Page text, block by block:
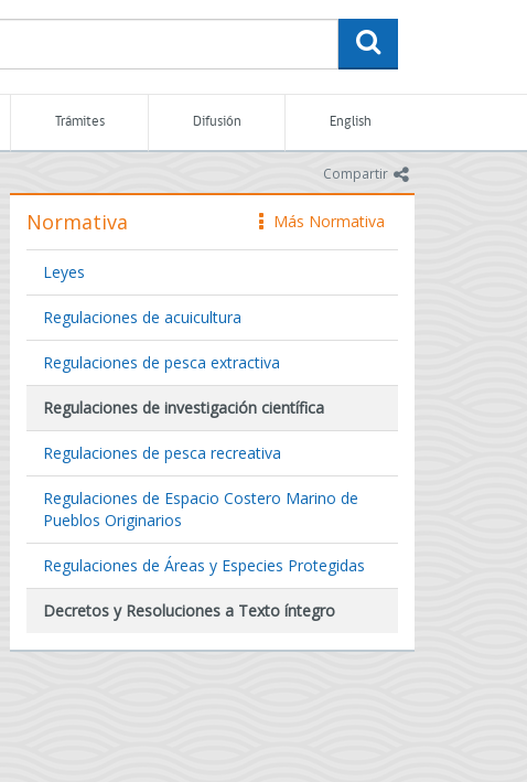
Trámites Difusión English
Compartir icono
icono
Más Normativa
Normativa
Leyes
Regulaciones de acuicultura
Regulaciones de pesca extractiva
Regulaciones de investigación científica
Regulaciones de pesca recreativa
Regulaciones de Espacio Costero Marino de
Pueblos Originarios
Regulaciones de Áreas y Especies Protegidas
Decretos y Resoluciones a Texto íntegro